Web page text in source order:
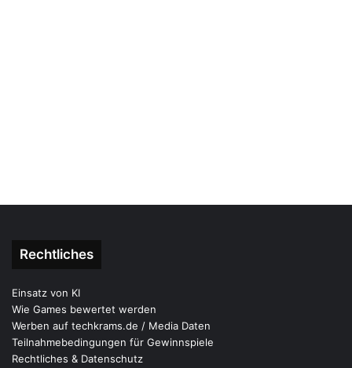
Rechtliches
Einsatz von KI
Wie Games bewertet werden
Werben auf techkrams.de / Media Daten
Teilnahmebedingungen für Gewinnspiele
Rechtliches & Datenschutz